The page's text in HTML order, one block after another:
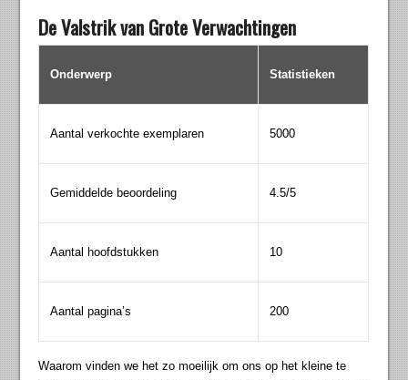
De Valstrik van Grote Verwachtingen
Onderwerp Statistieken
Aantal verkochte exemplaren 5000
Gemiddelde beoordeling 4.5/5
Aantal hoofdstukken 10
Aantal pagina’s 200
Waarom vinden we het zo moeilijk om ons op het kleine te